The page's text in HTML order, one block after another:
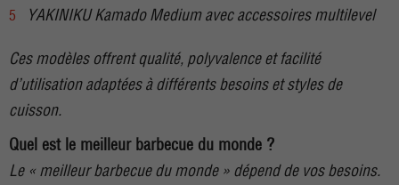
YAKINIKU Kamado Medium avec accessoires multilevel
Ces modèles offrent qualité, polyvalence et facilité
d’utilisation adaptées à différents besoins et styles de
cuisson.
Quel est le meilleur barbecue du monde ?
Le « meilleur barbecue du monde » dépend de vos besoins.